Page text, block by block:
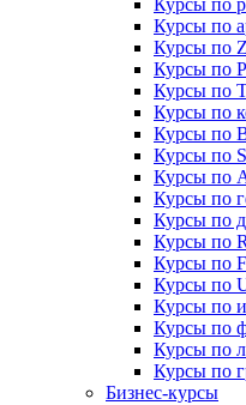
Курсы по
Курсы по
Курсы по
Курсы по
Курсы по
Курсы по
Курсы по
Курсы по
Курсы по
Курсы по
Курсы по
Курсы по
Курсы по
Курсы по
Курсы по
Курсы по
Курсы по
Курсы по
Бизнес-курсы